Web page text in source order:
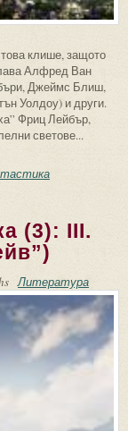
клише, защото
Алфред Ван
Джеймс Блиш,
Уолдоу) и други.
Фриц Лейбър,
светове...
фантастика (3): II.
(3): III.
Литература